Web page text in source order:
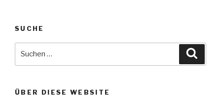
SUCHE
ÜBER DIESE WEBSITE